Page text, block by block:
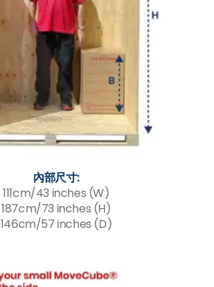
內部尺寸:
111cm/43 inches (W)
187cm/73 inches (H)
146cm/57 inches (D)